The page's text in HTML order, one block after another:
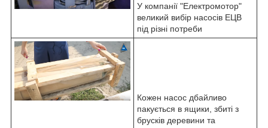
У компанії "Електромотор"
великий вибір насосів ЕЦВ
під різні потреби
Кожен насос дбайливо
пакується в ящики, збиті з
брусків деревини та